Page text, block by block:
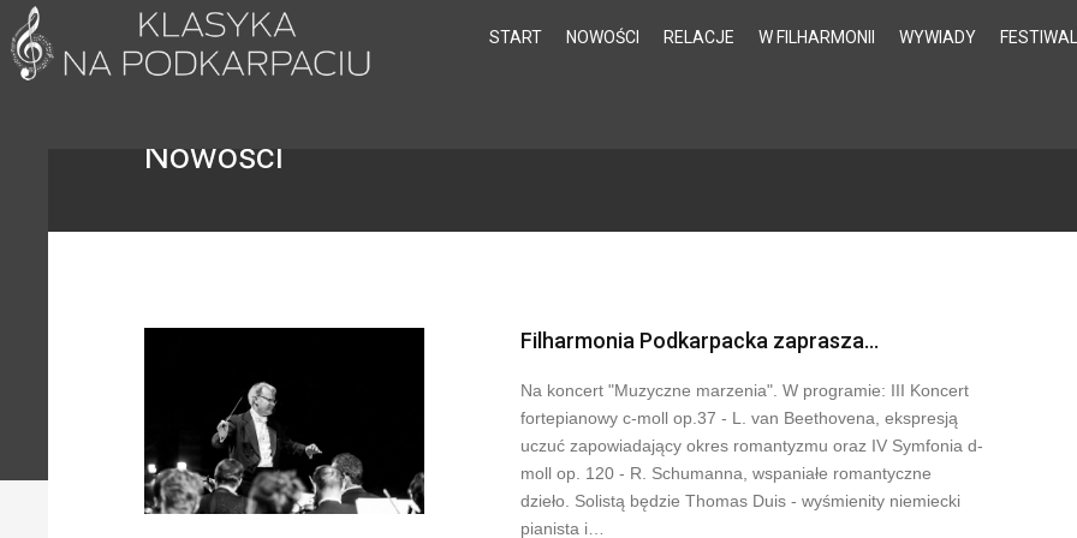
START NOWOŚCI RELACJE W FILHARMONII WYWIADY
Nowości
Filharmonia Podkarpacka zaprasza...
Na koncert "Muzyczne marzenia". W programie: III Koncert
fortepianowy c-moll op.37 - L. van Beethovena, ekspresją
uczuć zapowiadający okres romantyzmu oraz IV Symfonia d-
moll op. 120 - R. Schumanna, wspaniałe romantyczne
dzieło. Solistą będzie Thomas Duis - wyśmienity niemiecki
pianista i…